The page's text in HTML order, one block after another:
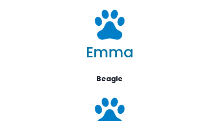
Emma
Beagle